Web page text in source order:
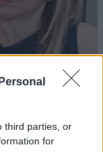
third parties, or
for
Γρατσία:
και